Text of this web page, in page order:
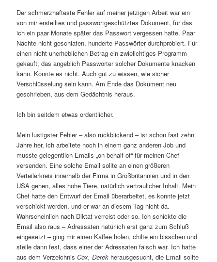
Der schmerzhafteste Fehler auf meiner jetzigen Arbeit war ein
von mir erstelltes und passwortgeschütztes Dokument, für das
ich ein paar Monate später das Passwort vergessen hatte. Paar
Nächte nicht geschlafen, hunderte Passwörter durchprobiert. Für
einen nicht unerheblichen Betrag ein zwielichtiges Programm
gekauft, das angeblich Passwörter solcher Dokumente knacken
kann. Konnte es nicht. Auch gut zu wissen, wie sicher
Verschlüsselung sein kann. Am Ende das Dokument neu
geschrieben, aus dem Gedächtnis heraus.
Ich bin seitdem etwas ordentlicher.
Mein lustigster Fehler – also rückblickend – ist schon fast zehn
Jahre her, ich arbeitete noch in einem ganz anderen Job und
musste gelegentlich Emails „on behalf of“ für meinen Chef
versenden. Eine solche Email sollte an einen größeren
Verteilerkreis innerhalb der Firma in Großbritannien und in den
USA gehen, alles hohe Tiere, natürlich vertraulicher Inhalt. Mein
Chef hatte den Entwurf der Email überarbeitet, es konnte jetzt
verschickt werden, und er war an diesem Tag nicht da.
Wahrscheinlich nach Diktat verreist oder so. Ich schickte die
Email also raus – Adressaten natürlich erst ganz zum Schluß
eingesetzt – ging mir einen Kaffee holen, chilte ein bisschen und
stelle dann fest, dass einer der Adressaten falsch war. Ich hatte
aus dem VerzeichnisCox, Derek herausgesucht, die Email sollte